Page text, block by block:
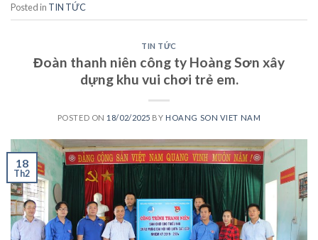
Posted in TIN TỨC
TIN TỨC
Đoàn thanh niên công ty Hoàng Sơn xây
dựng khu vui chơi trẻ em.
POSTED ON 18/02/2025 BY HOANG SON VIET NAM
18
Th2